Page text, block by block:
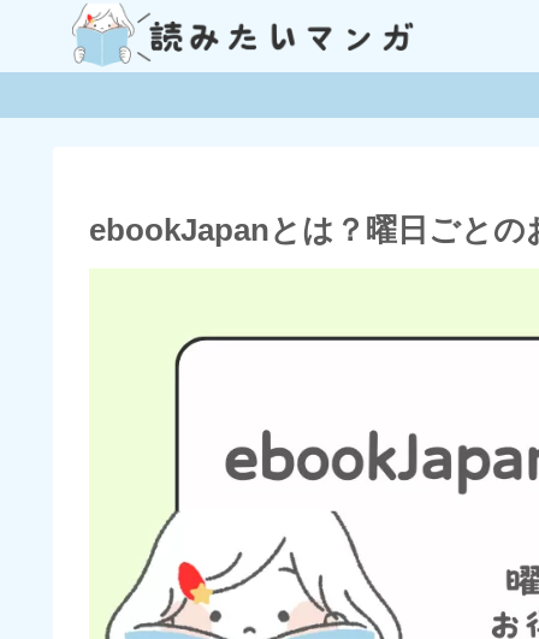
ebookJapanとは？曜日ごと